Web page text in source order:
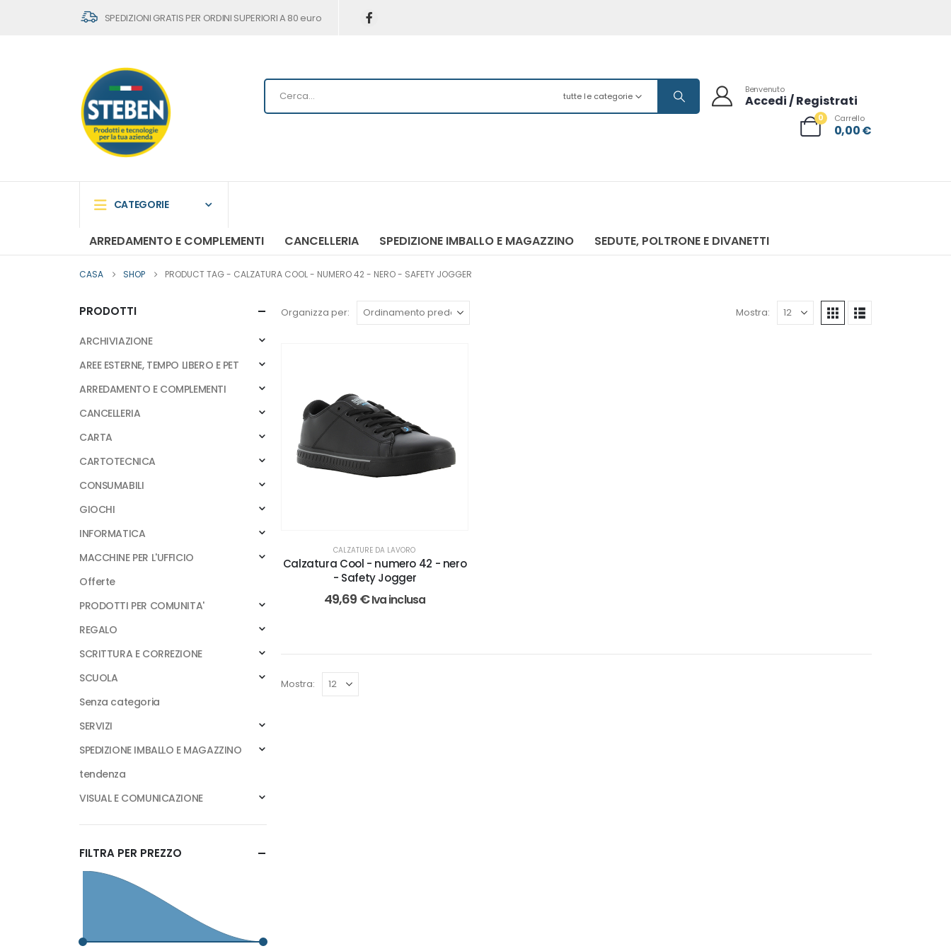
SPEDIZIONI GRATIS PER ORDINI SUPERIORI A 80 euro
tutte le categorie
Benvenuto
Accedi / Registrati
0 Carrello
0,00€
CATEGORIE
ARREDAMENTO E COMPLEMENTI CANCELLERIA SPEDIZIONE IMBALLO E MAGAZZINO SEDUTE, POLTRONE E DIVANETTI
CASA SHOP PRODUCT TAG - CALZATURA COOL - NUMERO 42 - NERO - SAFETY JOGGER
Organizza per: Mostra:
CALZATURE DA LAVORO
Calzatura Cool - numero 42 - nero
- Safety Jogger
49,69 €Iva inclusa
Mostra:
PRODOTTI
ARCHIVIAZIONE
AREE ESTERNE, TEMPO LIBERO E PET
ARREDAMENTO E COMPLEMENTI
CANCELLERIA
CARTA
CARTOTECNICA
CONSUMABILI
GIOCHI
INFORMATICA
MACCHINE PER L'UFFICIO
Offerte
PRODOTTI PER COMUNITA'
REGALO
SCRITTURA E CORREZIONE
SCUOLA
Senza categoria
SERVIZI
SPEDIZIONE IMBALLO E MAGAZZINO
tendenza
VISUAL E COMUNICAZIONE
FILTRA PER PREZZO